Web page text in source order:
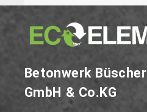
Be­ton­werk Büscher
GmbH & Co.KG